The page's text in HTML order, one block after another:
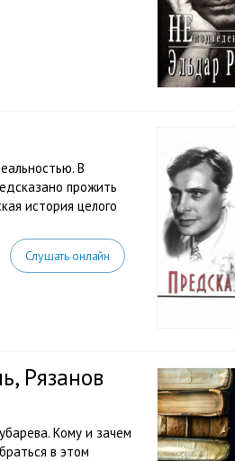
В
прожить
история целого
Слушать онлайн
Рязанов
Кому и зачем
в этом